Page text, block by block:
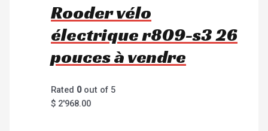
Rooder vélo
électrique r809-s3 26
pouces à vendre
Rated 0out of 5
$ 2'968.00